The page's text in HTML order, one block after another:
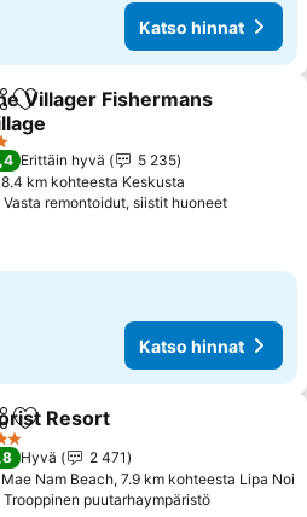
Katso hinnat
Lisää suosikkeihin
Villager Fishermans
hinnat
Erittäin hyvä
5 235
8.4 km kohteesta Keskusta
Vasta remontoidut, siistit huoneetKatso
Katso hinnat
Lisää suosikkeihin
Resort
Hyvä
2 471
Mae Nam Beach, 7.9 km kohteesta Lipa Noi
Trooppinen puutarhaympäristöKatso